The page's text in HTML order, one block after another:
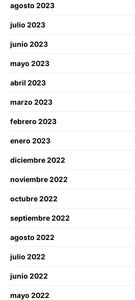
agosto 2023
julio 2023
junio 2023
mayo 2023
abril 2023
marzo 2023
febrero 2023
enero 2023
diciembre 2022
noviembre 2022
octubre 2022
septiembre 2022
agosto 2022
julio 2022
junio 2022
mayo 2022